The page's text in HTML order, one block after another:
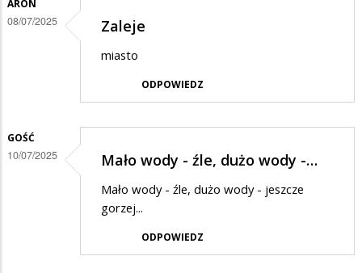
ARON
08/07/2025 Zaleje
miasto
ODPOWIEDZ
GOŚĆ
10/07/2025 Mało wody - źle, dużo wody -…
Mało wody - źle, dużo wody - jeszcze
gorzej...
ODPOWIEDZ